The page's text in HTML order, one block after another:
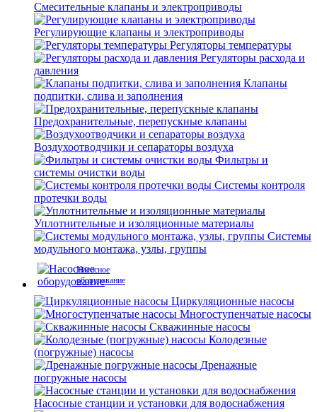
Смесительные клапаны и электроприводы
Регулирующие клапаны и электроприводы
Регуляторы температуры
Регуляторы расхода и
давления
Клапаны
подпитки, слива и заполнения
Предохранительные, перепускные клапаны
Воздухоотводчики и сепараторы воздуха
Фильтры и
системы очистки воды
Системы контроля
протечки воды
Уплотнительные и изоляционные материалы
Системы
модульного монтажа, узлы, группы
Насосное
оборудование
Циркуляционные насосы
Многоступенчатые насосы
Скважинные насосы
Колодезные
(погружные) насосы
Дренажные
погружные насосы
Насосные станции и установки для водоснабжения